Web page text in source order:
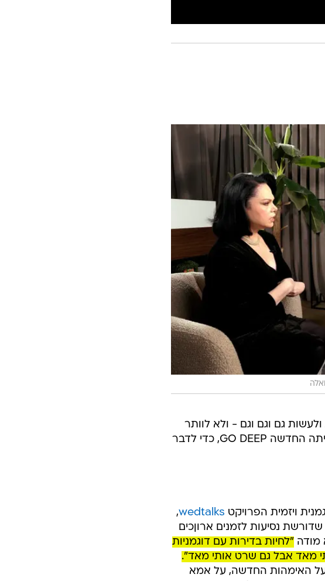
גם וגם וגם - ולא לוותר
לעצמן על שום דבר, הגיעו לאולפני חוה זינגבוים לראיון אישי בתוכניתה החדשה GO DEEP, כדי לדבר
ויזמית הפרויקט wedtalks
,
נסיעות לזמנים ארוןכים
מודה "לחיות בדירות עם דוגמניות
מאד אבל גם שרט אותי מאד".
האימהות החדשה, על אמא